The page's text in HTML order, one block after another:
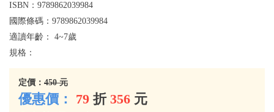
ISBN： 9789862039984
國際條碼： 9789862039984
適讀年齡： 4~7歲
規格：
定價： 450 元
優惠價： 79 折 356 元